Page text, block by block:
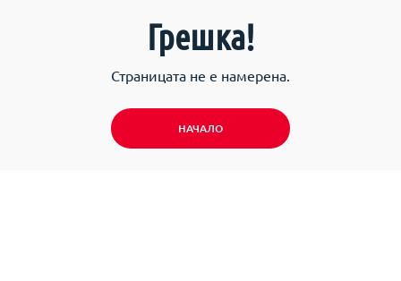
Грешка!
Страницата не е намерена.
НАЧАЛО